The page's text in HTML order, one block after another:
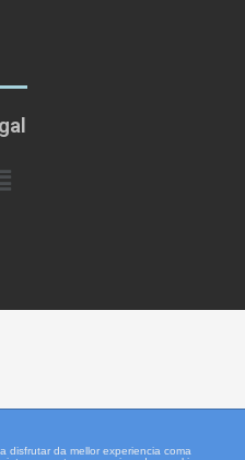
disfrutar da mellor experiencia coma